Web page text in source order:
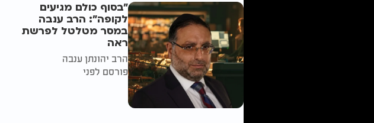
"בסוף כולם מגיעים
לקופה": הרב ענבה
במסר מטלטל לפרשת
ראה
הרב יהונתן ענבה
פורסם לפני